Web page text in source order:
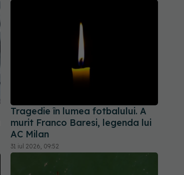
Tragedie în lumea fotbalului. A
murit Franco Baresi, legenda lui
AC Milan
31 iul 2026, 09:52